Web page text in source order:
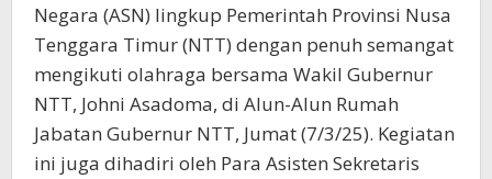
Negara (ASN) lingkup Pemerintah Provinsi Nusa
Tenggara Timur (NTT) dengan penuh semangat
mengikuti olahraga bersama Wakil Gubernur
NTT, Johni Asadoma, di Alun-Alun Rumah
Jabatan Gubernur NTT, Jumat (7/3/25). Kegiatan
ini juga dihadiri oleh Para Asisten Sekretaris